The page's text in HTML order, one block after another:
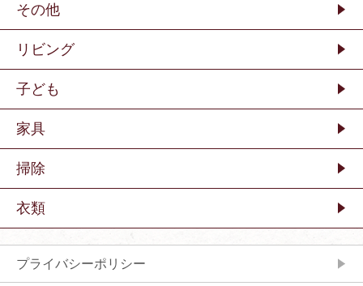
その他
リビング
子ども
家具
掃除
衣類
プライバシーポリシー